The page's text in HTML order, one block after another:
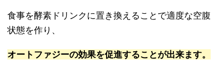
食事を酵素ドリンクに置き換えることで適度な空腹
状態を作り、
オートファジーの効果を促進することが出来ます。